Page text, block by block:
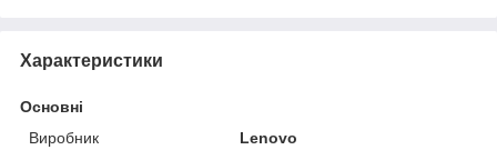
Характеристики
Основні
Виробник
Lenovo